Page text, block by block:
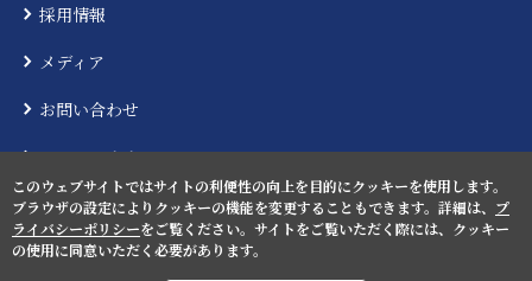
採用情報
メディア
お問い合わせ
ニュースリリース
このウェブサイトではサイトの利便性の向上を目的にクッキーを使用します。
ブラウザの設定によりクッキーの機能を変更することもできます。詳細は、 プ
ライバシーポリシーをご覧ください。サイトをご覧いただく際には、クッキー
の使用に同意いただく必要があります。